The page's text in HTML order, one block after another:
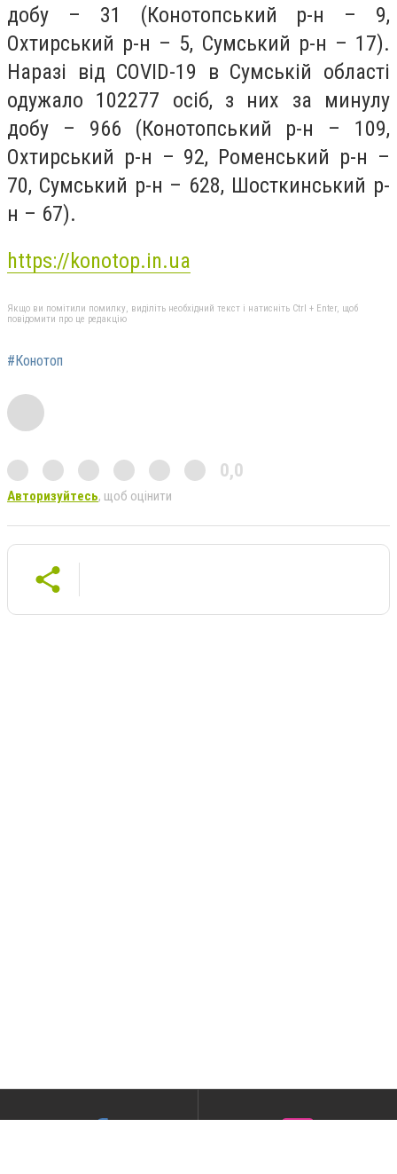
добу – 31 (Конотопський р-н – 9,
Охтирський р-н – 5, Сумський р-н – 17).
Наразі від COVID-19 в Сумській області
одужало 102277 осіб, з них за минулу
добу – 966 (Конотопський р-н – 109,
Охтирський р-н – 92, Роменський р-н –
70, Сумський р-н – 628, Шосткинський р-
н – 67).
https://konotop.in.ua
Якщо ви помітили помилку, виділіть необхідний текст і натисніть Ctrl + Enter, щоб
повідомити про це редакцію
#Конотоп
0,0
Авторизуйтесь, щоб оцінити